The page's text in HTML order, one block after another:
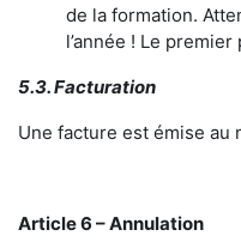
de la formation.
l’année ! Le
5.3. Facturation
Une facture est émise au
Article 6 – Annulation